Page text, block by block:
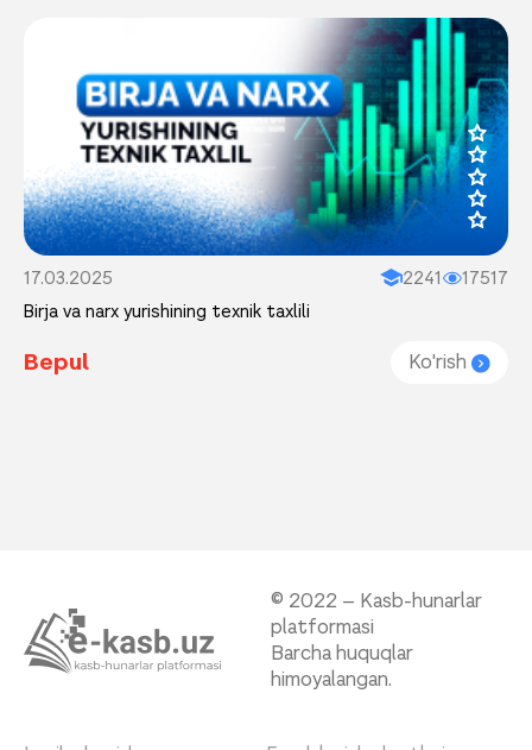
17.03.2025 2241
17517
Birja va narx yurishining texnik taxlili
Bepul Ko'rish
© 2022 – Kasb-hunarlar
platformasi
Barcha huquqlar
himoyalangan.